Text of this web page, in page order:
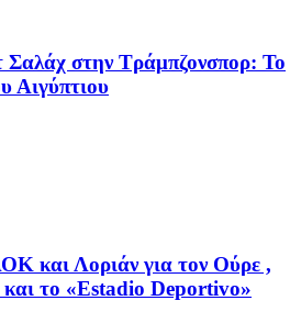
στην Τράμπζονσπορ: Το
Αιγύπτιου
και Λοριάν για τον Ούρε ,
το «Estadio Deportivo»